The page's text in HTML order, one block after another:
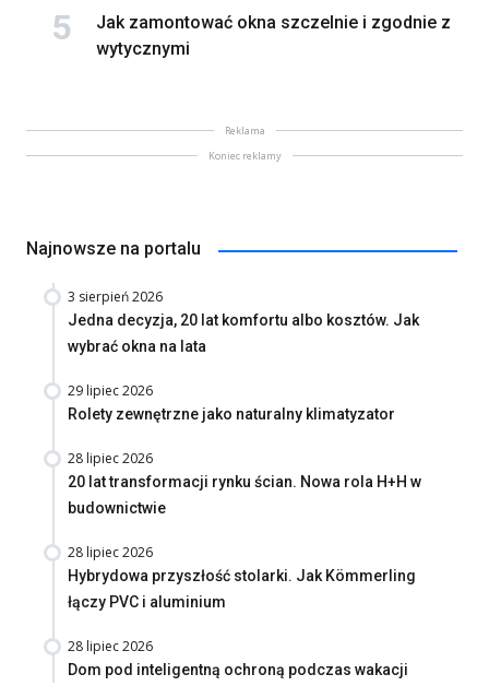
Jak zamontować okna szczelnie i zgodnie z
wytycznymi
Reklama
Koniec reklamy
Najnowsze na portalu
3 sierpień 2026
Jedna decyzja, 20 lat komfortu albo kosztów. Jak
wybrać okna na lata
29 lipiec 2026
Rolety zewnętrzne jako naturalny klimatyzator
28 lipiec 2026
20 lat transformacji rynku ścian. Nowa rola H+H w
budownictwie
28 lipiec 2026
Hybrydowa przyszłość stolarki. Jak Kömmerling
łączy PVC i aluminium
28 lipiec 2026
Dom pod inteligentną ochroną podczas wakacji